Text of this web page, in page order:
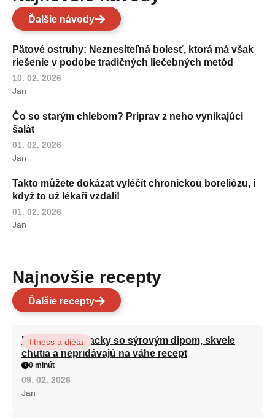
Ďalšie návody
Pätové ostruhy: Neznesiteľná bolesť, ktorá má však
riešenie v podobe tradičných liečebných metód
10. 02. 2026
Jan
Čo so starým chlebom? Priprav z neho vynikajúci
šalát
01. 02. 2026
Jan
Takto můžete dokázat vyléčít chronickou boreliózu, i
když to už lékaři vzdali!
01. 02. 2026
Jan
Najnovšie recepty
Ďalšie recepty
Brokolicové placky so sýrovým dipom, skvele
chutia a nepridávajú na váhe recept
fitness a diéta
0 minút
09. 02. 2026
Jan